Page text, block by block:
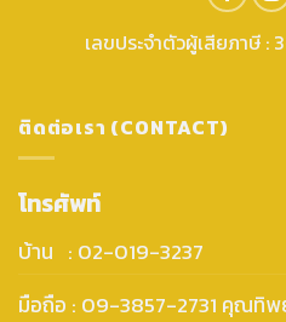
เลขประจำตัวผู้เสียภาษี
ติดต่อเรา (CONTACT)
โทรศัพท์
บ้าน : 02-019-3237
มือถือ : 09-3857-2731 คุณทิ